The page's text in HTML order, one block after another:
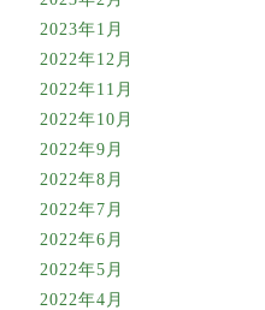
2023年1月
2022年12月
2022年11月
2022年10月
2022年9月
2022年8月
2022年7月
2022年6月
2022年5月
2022年4月